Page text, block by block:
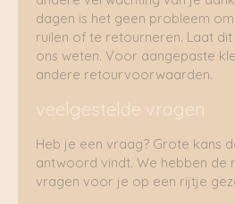
dagen is het geen probleem
ruilen of te retourneren. Laat
ons weten. Voor aangepaste
andere retourvoorwaarden.
veelgestelde vragen
Heb je een vraag? Grote kans
antwoord vindt. We hebben de
vragen voor je op een rijtje